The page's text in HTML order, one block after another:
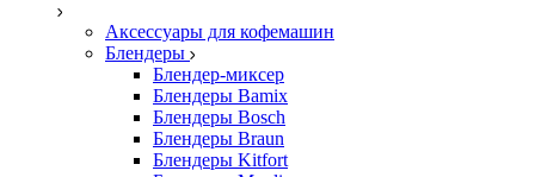
Аксессуары для кофемашин
Блендеры
Блендер-миксер
Блендеры Bamix
Блендеры Bosch
Блендеры Braun
Блендеры Kitfort